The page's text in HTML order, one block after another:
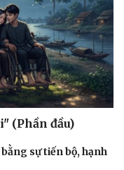
(Phần đầu)
sự tiến bộ, hạnh